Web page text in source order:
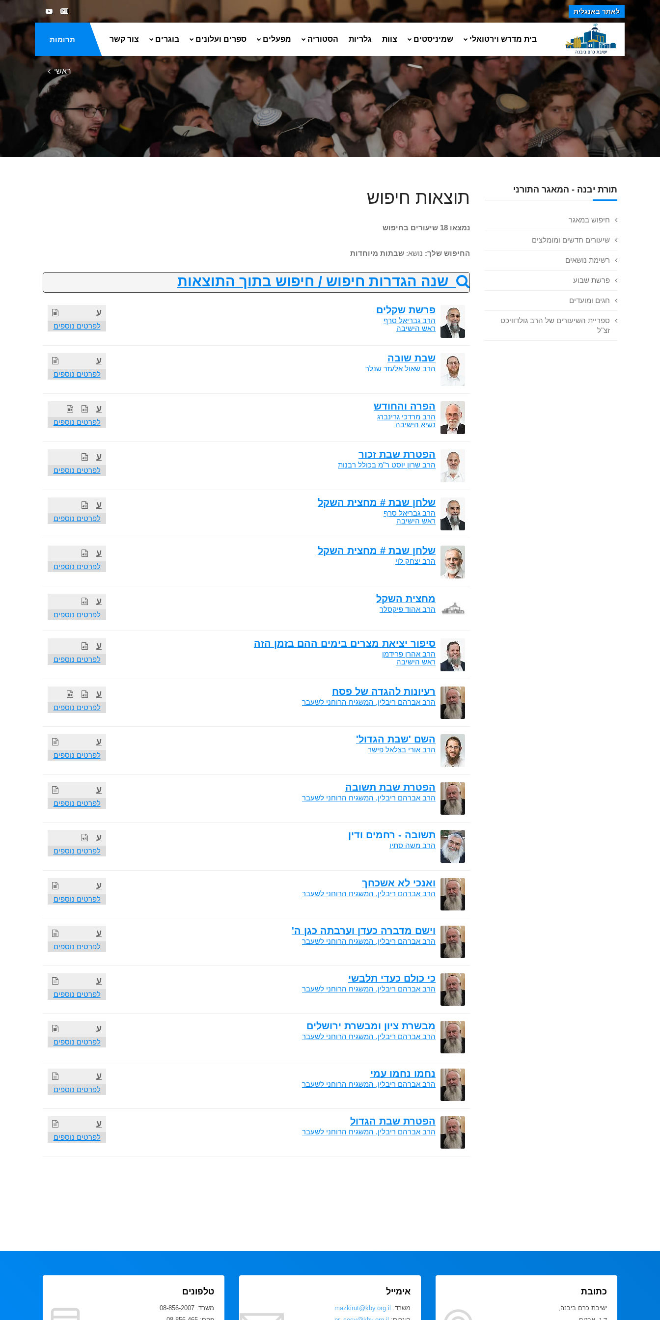
לאתר באנגלית
תרומות בית מדרש וירטואלי שמיניסטים צוות גלריות הסטוריה מפעלים ספרים ועלונים בוגרים צור קשר
ראשי
תורת יבנה - המאגר התורני
חיפוש במאגר
שיעורים חדשים ומומלצים
רשימת נושאים
פרשת שבוע
חגים ומועדים
ספריית השיעורים של הרב גולדוויכט
זצ"ל
תוצאות חיפוש
נמצאו 18 שיעורים בחיפוש
החיפוש שלך: נושא: שבתות מיוחדות
שנה הגדרות חיפוש / חיפוש בתוך התוצאות
ע
לפרטים נוספים
פרשת שקלים
הרב גבריאל סרף
ראש הישיבה
ע
לפרטים נוספים
שבת שובה
הרב שאול אלעזר שנלר
ע
לפרטים נוספים
הפרה והחודש
הרב מרדכי גרינברג
נשיא הישיבה
ע
לפרטים נוספים
הפטרת שבת זכור
הרב שרון יוסט ר"מ בכולל רבנות
ע
לפרטים נוספים
שלחן שבת # מחצית השקל
הרב גבריאל סרף
ראש הישיבה
ע
לפרטים נוספים
שלחן שבת # מחצית השקל
הרב יצחק לוי
ע
לפרטים נוספים
מחצית השקל
הרב אהוד פיקסלר
ע
לפרטים נוספים
סיפור יציאת מצרים בימים ההם בזמן הזה
הרב אהרן פרידמן
ראש הישיבה
ע
לפרטים נוספים
רעיונות להגדה של פסח
הרב אברהם ריבלין, המשגיח הרוחני לשעבר
ע
לפרטים נוספים
השם 'שבת הגדול'
הרב אורי בצלאל פישר
ע
לפרטים נוספים
הפטרת שבת תשובה
הרב אברהם ריבלין, המשגיח הרוחני לשעבר
ע
לפרטים נוספים
תשובה - רחמים ודין
הרב משה סתיו
ע
לפרטים נוספים
ואנכי לא אשכחך
הרב אברהם ריבלין, המשגיח הרוחני לשעבר
ע
לפרטים נוספים
וישם מדברה כעדן וערבתה כגן ה'
הרב אברהם ריבלין, המשגיח הרוחני לשעבר
ע
לפרטים נוספים
כי כולם כעדי תלבשי
הרב אברהם ריבלין, המשגיח הרוחני לשעבר
ע
לפרטים נוספים
מבשרת ציון ומבשרת ירושלים
הרב אברהם ריבלין, המשגיח הרוחני לשעבר
ע
לפרטים נוספים
נחמו נחמו עמי
הרב אברהם ריבלין, המשגיח הרוחני לשעבר
ע
לפרטים נוספים
הפטרת שבת הגדול
הרב אברהם ריבלין, המשגיח הרוחני לשעבר
כתובת
ישיבת כרם ביבנה,
אימייל
משרד: mazkirut@kby.org.il
טלפונים
משרד: 08-856-2007